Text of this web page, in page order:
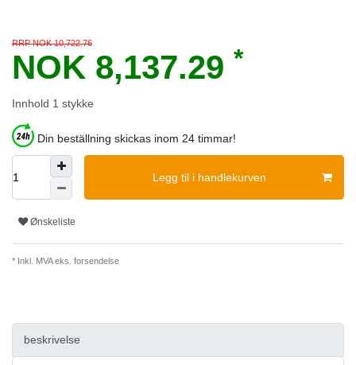
RRP NOK 10,722.76
NOK 8,137.29 *
Innhold 1 stykke
Din beställning skickas inom 24 timmar!
Legg til i handlekurven
Ønskeliste
* Inkl. MVA eks. forsendelse
beskrivelse